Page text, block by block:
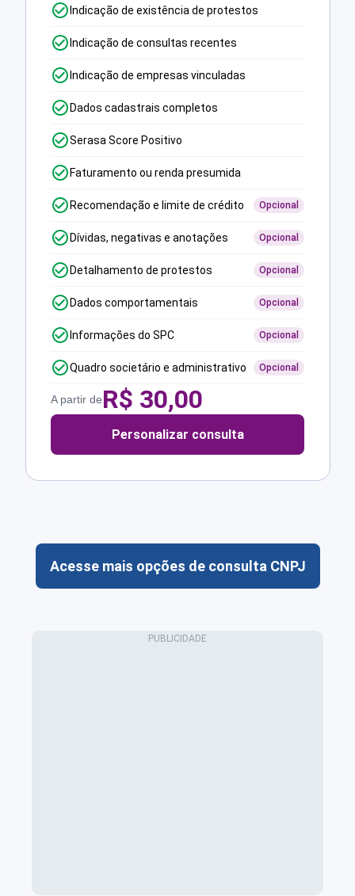
Indicação de existência de protestos
Indicação de consultas recentes
Indicação de empresas vinculadas
Dados cadastrais completos
Serasa Score Positivo
Faturamento ou renda presumida
Recomendação e limite de crédito Opcional
Dívidas, negativas e anotações Opcional
Detalhamento de protestos Opcional
Dados comportamentais Opcional
Informações do SPC Opcional
Quadro societário e administrativo Opcional
A partir deR$ 30,00
Personalizar consulta
Acesse mais opções de consulta CNPJ